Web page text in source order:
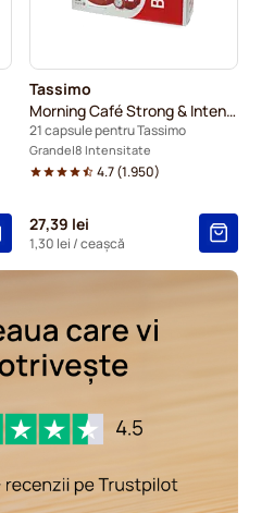
Tassimo
Morning Café Strong & Intense XL
21 capsule pentru Tassimo
Grande 8 Intensitate
4.7(1.950)
27,39 lei
1,30 lei / ceașcă